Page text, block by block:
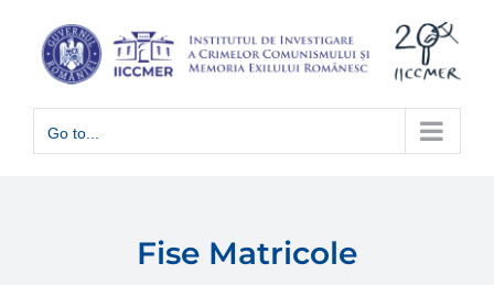
content
Go to...
Fise Matricole